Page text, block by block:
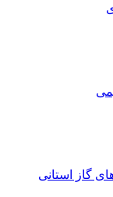
استانی